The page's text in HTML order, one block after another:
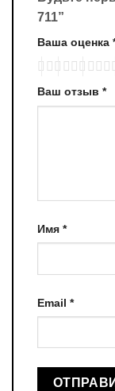
711”
Ваша оценка
Ваш отзыв *
Имя *
Email *